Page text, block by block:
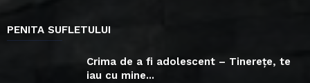
PENITA SUFLETULUI
Crima de a fi adolescent – Tinerețe, te
iau cu mine...